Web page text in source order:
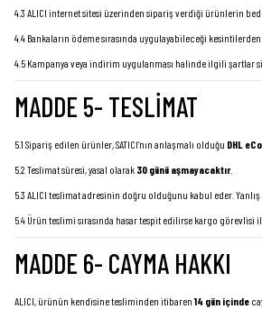
4.3 ALICI internet sitesi üzerinden sipariş verdiği ürünlerin
4.4 Bankaların ödeme sırasında uygulayabileceği
4.5 Kampanya veya indirim uygulanması halinde ilgili şartlar
MADDE 5- TESLİMAT
5.1 Sipariş edilen ürünler, SATICI’nın anlaşmalı olduğu DHL
5.2 Teslimat süresi, yasal olarak 30 günü aşmayacaktır.
5.3 ALICI teslimat adresinin doğru olduğunu kabul eder.
5.4 Ürün teslimi sırasında hasar tespit edilirse kargo görevlisi
MADDE 6- CAYMA HAKKI
ALICI, ürünün kendisine tesliminden itibaren 14 gün içinde